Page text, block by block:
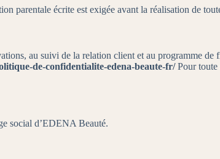
parentale écrite est exigée avant la réalisation de
au suivi de la relation client et au programme de
de-confidentialite-edena-beaute-fr/Pour toute
social d’EDENA Beauté.